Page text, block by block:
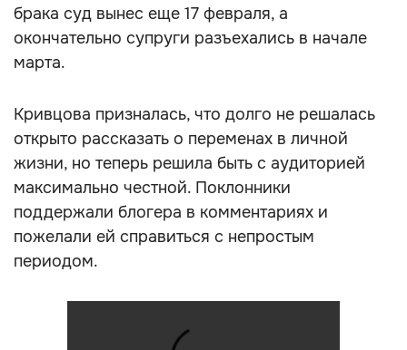
брака суд вынес еще 17 февраля, а
окончательно супруги разъехались в начале
марта.
Кривцова призналась, что долго не решалась
открыто рассказать о переменах в личной
жизни, но теперь решила быть с аудиторией
максимально честной. Поклонники
поддержали блогера в комментариях и
пожелали ей справиться с непростым
периодом.